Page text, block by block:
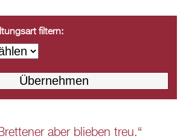
filtern:
aber blieben treu.“